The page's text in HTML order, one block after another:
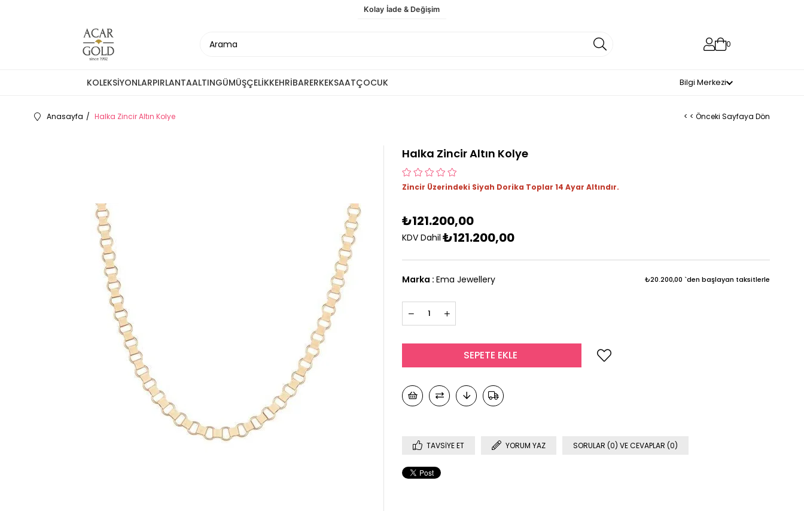
Kolay İade & Değişim
0
KOLEKSİYONLARPIRLANTAALTINGÜMÜŞÇELİKKEHRİBARERKEKSAATÇOCUK Bilgi Merkezi
Anasayfa Halka Zincir Altın Kolye < < Önceki Sayfaya Dön
Halka Zincir Altın Kolye
Zincir Üzerindeki Siyah Dorika Toplar 14 Ayar Altındır.
₺121.200,00
KDV Dahil ₺121.200,00
Marka : Ema Jewellery ₺20.200,00 `den başlayan taksitlerle
TAVSIYE ET YORUM YAZ SORULAR (0) VE CEVAPLAR (0)